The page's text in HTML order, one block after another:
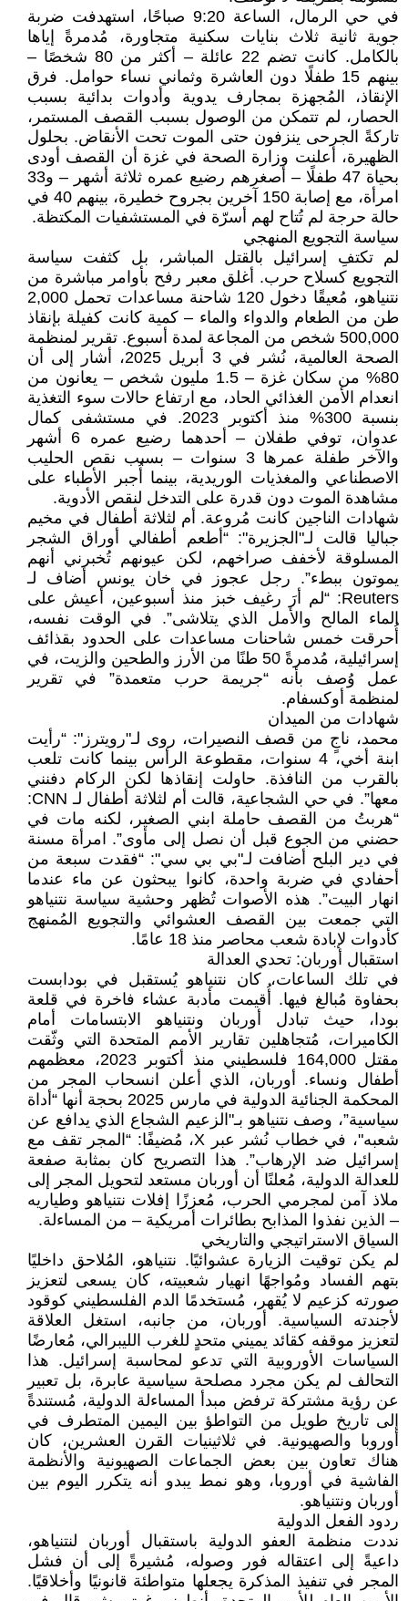
في حي الرمال، الساعة 9:20 صباحًا، استهدفت ضربة
جوية ثانية ثلاث بنايات سكنية متجاورة، مُدمرةً إياها
بالكامل. كانت تضم 22 عائلة – أكثر من 80 شخصًا –
بينهم 15 طفلًا دون العاشرة وثماني نساء حوامل. فرق
الإنقاذ، المُجهزة بمجارف يدوية وأدوات بدائية بسبب
الحصار، لم تتمكن من الوصول بسبب القصف المستمر،
تاركةً الجرحى ينزفون حتى الموت تحت الأنقاض. بحلول
الظهيرة، أعلنت وزارة الصحة في غزة أن القصف أودى
بحياة 47 طفلًا – أصغرهم رضيع عمره ثلاثة أشهر – و33
امرأة، مع إصابة 150 آخرين بجروح خطيرة، بينهم 40 في
حالة حرجة لم تُتاح لهم أسرّة في المستشفيات المكتظة.
سياسة التجويع المنهجي
لم تكتفِ إسرائيل بالقتل المباشر، بل كثفت سياسة
التجويع كسلاح حرب. أغلق معبر رفح بأوامر مباشرة من
نتنياهو، مُعيقًا دخول 120 شاحنة مساعدات تحمل 2,000
طن من الطعام والدواء والماء – كمية كانت كفيلة بإنقاذ
500,000 شخص من المجاعة لمدة أسبوع. تقرير لمنظمة
الصحة العالمية، نُشر في 3 أبريل 2025، أشار إلى أن
80% من سكان غزة – 1.5 مليون شخص – يعانون من
انعدام الأمن الغذائي الحاد، مع ارتفاع حالات سوء التغذية
بنسبة 300% منذ أكتوبر 2023. في مستشفى كمال
عدوان، توفي طفلان – أحدهما رضيع عمره 6 أشهر
والآخر طفلة عمرها 3 سنوات – بسبب نقص الحليب
الاصطناعي والمغذيات الوريدية، بينما أُجبر الأطباء على
مشاهدة الموت دون قدرة على التدخل لنقص الأدوية.
شهادات الناجين كانت مُروعة. أم لثلاثة أطفال في مخيم
جباليا قالت لـ"الجزيرة": “أطعم أطفالي أوراق الشجر
المسلوقة لأخفف صراخهم، لكن عيونهم تُخبرني أنهم
يموتون ببطء”. رجل عجوز في خان يونس أضاف لـ
Reuters: “لم أرَ رغيف خبز منذ أسبوعين، أعيش على
الماء المالح والأمل الذي يتلاشى”. في الوقت نفسه،
أُحرقت خمس شاحنات مساعدات على الحدود بقذائف
إسرائيلية، مُدمرةً 50 طنًا من الأرز والطحين والزيت، في
عمل وُصف بأنه “جريمة حرب متعمدة” في تقرير
لمنظمة أوكسفام.
شهادات من الميدان
محمد، ناجٍ من قصف النصيرات، روى لـ"رويترز": “رأيت
ابنة أخي، 4 سنوات، مقطوعة الرأس بينما كانت تلعب
بالقرب من النافذة. حاولت إنقاذها لكن الركام دفنني
معها”. في حي الشجاعية، قالت أم لثلاثة أطفال لـ CNN:
“هربتُ من القصف حاملة ابني الصغير، لكنه مات في
حضني من الجوع قبل أن نصل إلى مأوى”. امرأة مسنة
في دير البلح أضافت لـ"بي بي سي": “فقدت سبعة من
أحفادي في ضربة واحدة، كانوا يبحثون عن ماء عندما
انهار البيت”. هذه الأصوات تُظهر وحشية سياسة نتنياهو
التي جمعت بين القصف العشوائي والتجويع المُمنهج
كأدوات لإبادة شعب محاصر منذ 18 عامًا.
استقبال أوربان: تحدي العدالة
في تلك الساعات، كان نتنياهو يُستقبل في بودابست
بحفاوة مُبالغ فيها. أُقيمت مأدبة عشاء فاخرة في قلعة
بودا، حيث تبادل أوربان ونتنياهو الابتسامات أمام
الكاميرات، مُتجاهلين تقارير الأمم المتحدة التي وثّقت
مقتل 164,000 فلسطيني منذ أكتوبر 2023، معظمهم
أطفال ونساء. أوربان، الذي أعلن انسحاب المجر من
المحكمة الجنائية الدولية في مارس 2025 بحجة أنها “أداة
سياسية”، وصف نتنياهو بـ"الزعيم الشجاع الذي يدافع عن
شعبه"، في خطاب نُشر عبر X، مُضيفًا: “المجر تقف مع
إسرائيل ضد الإرهاب”. هذا التصريح كان بمثابة صفعة
للعدالة الدولية، مُعلنًا أن أوربان مستعد لتحويل المجر إلى
ملاذ آمن لمجرمي الحرب، مُعززًا إفلات نتنياهو وطياريه
– الذين نفذوا المذابح بطائرات أمريكية – من المساءلة.
السياق الاستراتيجي والتاريخي
لم يكن توقيت الزيارة عشوائيًا. نتنياهو، المُلاحق داخليًا
بتهم الفساد ومُواجهًا انهيار شعبيته، كان يسعى لتعزيز
صورته كزعيم لا يُقهر، مُستخدمًا الدم الفلسطيني كوقود
لأجندته السياسية. أوربان، من جانبه، استغل العلاقة
لتعزيز موقفه كقائد يميني متحدٍ للغرب الليبرالي، مُعارضًا
السياسات الأوروبية التي تدعو لمحاسبة إسرائيل. هذا
التحالف لم يكن مجرد مصلحة سياسية عابرة، بل تعبير
عن رؤية مشتركة ترفض مبدأ المساءلة الدولية، مُستندةً
إلى تاريخ طويل من التواطؤ بين اليمين المتطرف في
أوروبا والصهيونية. في ثلاثينيات القرن العشرين، كان
هناك تعاون بين بعض الجماعات الصهيونية والأنظمة
الفاشية في أوروبا، وهو نمط يبدو أنه يتكرر اليوم بين
أوربان ونتنياهو.
ردود الفعل الدولية
نددت منظمة العفو الدولية باستقبال أوربان لنتنياهو،
داعيةً إلى اعتقاله فور وصوله، مُشيرةً إلى أن فشل
المجر في تنفيذ المذكرة يجعلها متواطئة قانونيًا وأخلاقيًا.